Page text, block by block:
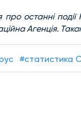
останні події
Агенція.
#статистика